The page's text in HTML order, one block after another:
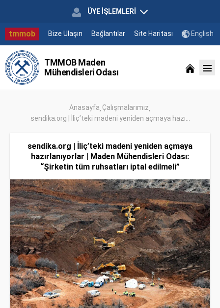
ÜYE İŞLEMLERİ
tmmob Bize Ulaşın Bağlantılar Site Haritası English
TMMOB Maden
Mühendisleri Odası
Anasayfa Çalışmalarımız
sendika.org | İliç’teki madeni yeniden açmaya hazı...
sendika.org | İliç’teki madeni yeniden açmaya
hazırlanıyorlar | Maden Mühendisleri Odası:
“Şirketin tüm ruhsatları iptal edilmeli”